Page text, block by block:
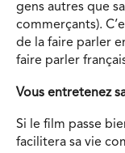
gens autres que
commerçants).
de la faire parler
faire parler
Vous entretenez
Si le film passe
facilitera sa vie